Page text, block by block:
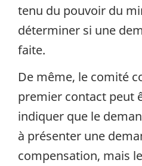
tenu du pouvoir du
déterminer si une
faite.
De même, le comité
premier contact peut
indiquer que le
à présenter une
compensation, mais